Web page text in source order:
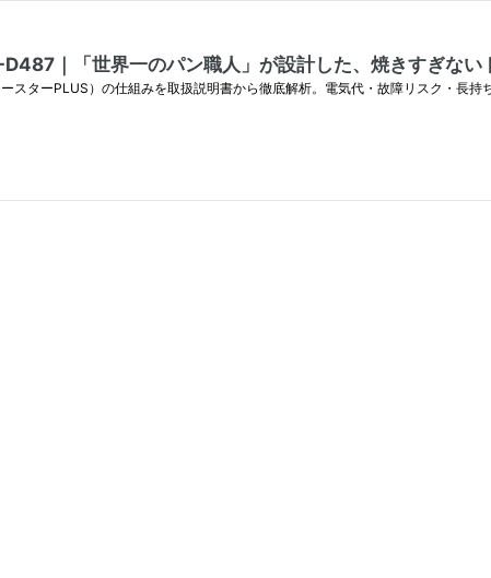
｜「世界一のパン職人」が設計した、焼きすぎない
スターPLUS）の仕組みを取扱説明書から徹底解析。電気代・故障リスク・長持